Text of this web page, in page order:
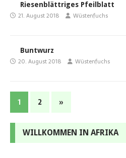
Riesenblättriges Pfeilblatt
21. August 2018 Wüstenfuchs
Buntwurz
20. August 2018 Wüstenfuchs
1 2 »
WILLKOMMEN IN AFRIKA